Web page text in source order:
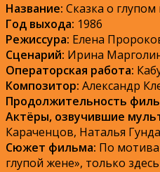
Название: Сказка о
Год выхода: 1986
Режиссура: Елена
Сценарий: Ирина
Операторская работа:
Композитор: Александр
Продолжительность
Актёры, озвучившие
Караченцов, Наталья
Сюжет фильма: По
глупой жене», только